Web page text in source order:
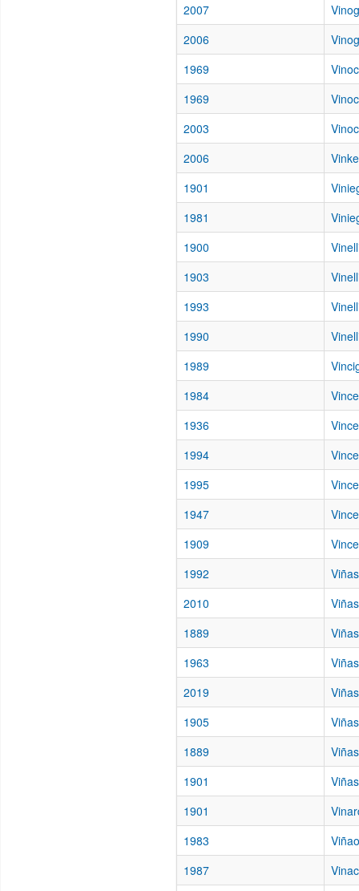
2007
2006
1969
1969
2003
2006
1901
1981
1900
1903
1993
1990
1989
1984
1936
1994
1995
1947
1909
1992
2010
1889
1963
2019
1905
1889
1901
1901
1983
1987